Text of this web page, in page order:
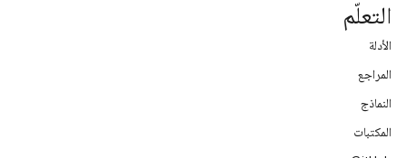
التعلّم
الأدلة
المراجع
النماذج
المكتبات